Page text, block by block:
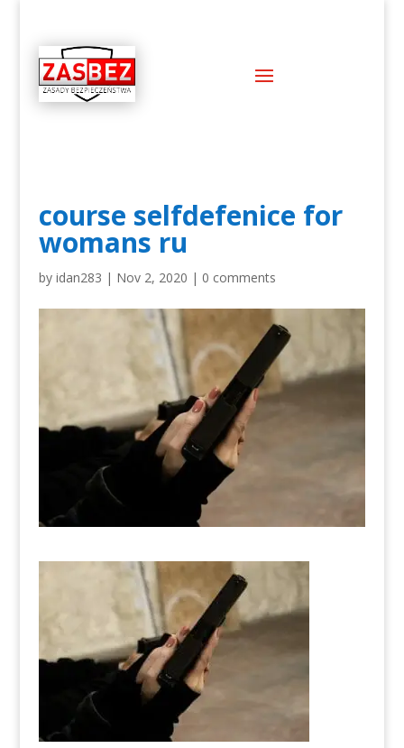
course selfdefenice for
womans ru
by idan283 | Nov 2, 2020 | 0 comments